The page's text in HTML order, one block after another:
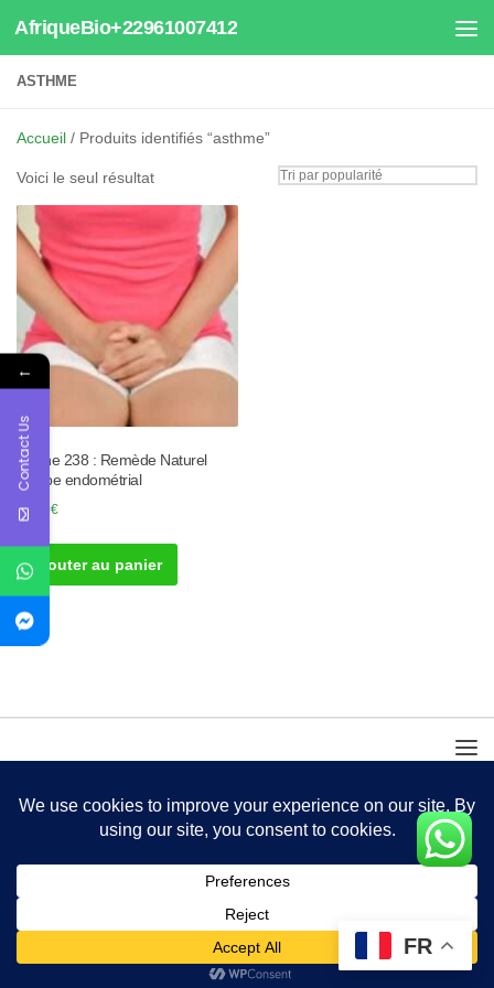
Au dessous du contenu
AfriqueBio+22961007412
ASTHME
Accueil / Produits identifiés “asthme”
Voici le seul résultat
Tisane 238 : Remède Naturel
Polype endométrial
30.00€
Ajouter au panier
FR
←
Contact Us